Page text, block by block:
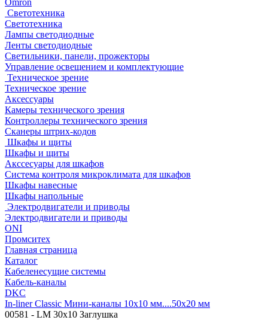
Omron
Светотехника
Светотехника
Лампы светодиодные
Ленты светодиодные
Светильники, панели, прожекторы
Управление освещением и комплектующие
Техническое зрение
Техническое зрение
Аксессуары
Камеры технического зрения
Контроллеры технического зрения
Сканеры штрих-кодов
Шкафы и щиты
Шкафы и щиты
Акссесуары для шкафов
Система контроля микроклимата для шкафов
Шкафы навесные
Шкафы напольные
Электродвигатели и приводы
Электродвигатели и приводы
ONI
Промситех
Главная страница
Каталог
Кабеленесущие системы
Кабель-каналы
DKC
In-liner Classic Мини-каналы 10x10 мм....50x20 мм
00581 - LM 30x10 Заглушка